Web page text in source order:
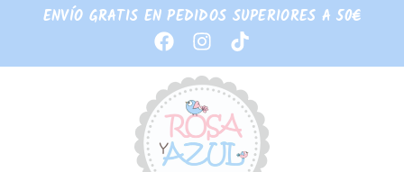
ENVÍO GRATIS EN PEDIDOS SUPERIORES A 50€